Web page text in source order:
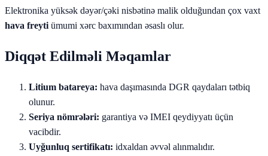
Elektronika yüksək dəyər/çəki nisbətinə malik olduğundan çox vaxt
hava freyti ümumi xərc baxımından əsaslı olur.
Diqqət Edilməli Məqamlar
Litium batareya: hava daşımasında DGR qaydaları tətbiq
olunur.
Seriya nömrələri: garantiya və IMEI qeydiyyatı üçün
vacibdir.
Uyğunluq sertifikatı: idxaldan əvvəl alınmalıdır.